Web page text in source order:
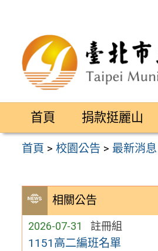
區
首頁 捐款挺麗山
首頁 >校園公告 > 最新消息
相關公告
2026-07-31 註冊組
1151高二編班名單